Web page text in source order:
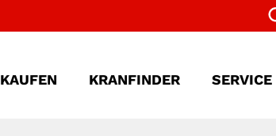
KAUFEN KRANFINDER SERVICE